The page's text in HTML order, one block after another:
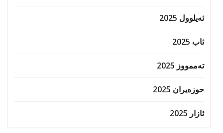
ئەیلوول 2025
ئاب 2025
تەممووز 2025
حوزه‌یران 2025
ئازار 2025